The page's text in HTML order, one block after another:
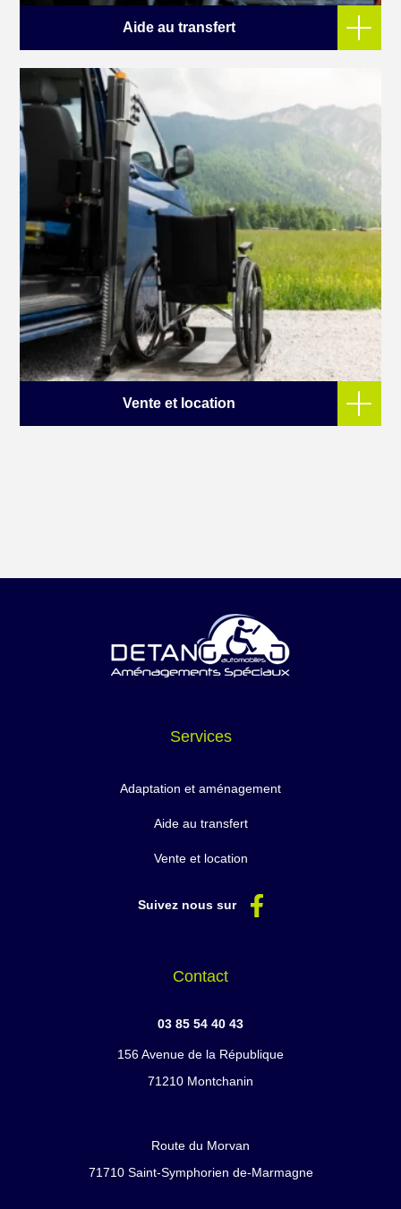
Aide au transfert
Vente et location
Services
Adaptation et aménagement
Aide au transfert
Vente et location
Suivez nous sur
Contact
03 85 54 40 43
156 Avenue de la République
71210 Montchanin
Route du Morvan
71710 Saint-Symphorien de-Marmagne